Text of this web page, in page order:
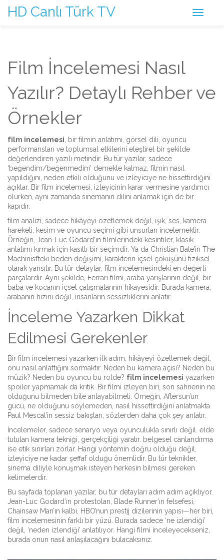
HD Canlı Türk TV
Film İncelemesi Nasıl
Yazılır? Detaylı Rehber ve
Örnekler
film incelemesi
bir filmin anlatımı, görsel dili, oyuncu
performansları ve toplumsal etkilerini eleştirel bir şekilde
değerlendiren yazılı metindir. Bu tür yazılar, sadece
‘beğendim/beğenmedim’ demekle kalmaz, filmin nasıl
yapıldığını, neden etkili olduğunu ve izleyiciye ne hissettirdiğini
açıklar. Bir film incelemesi, izleyicinin karar vermesine yardımcı
olurken, aynı zamanda sinemanın dilini anlamak için de bir
kapıdır.
film analizi , sadece hikâyeyi özetlemek değil, ışık, ses, kamera
hareketi, kesim ve oyuncu seçimi gibi unsurları incelemektir.
Örneğin, Jean-Luc Godard’ın filmlerindeki kesintiler, klasik
anlatımı kırmak için kasıtlı bir seçimdir. Ya da Christian Bale’in The
Machinist’teki beden değişimi, karakterin içsel çöküşünü fiziksel
olarak yansıtır. Bu tür detaylar, film incelemesindeki en değerli
parçalardır. Aynı şekilde, Ferrari filmi, araba yarışlarının değil, bir
baba ve kocanın içsel çatışmalarının hikayesidir. Burada kamera,
arabanın hızını değil, insanların sessizliklerini anlatır.
İnceleme Yazarken Dikkat
Edilmesi Gerekenler
Bir film incelemesi yazarken ilk adım, hikâyeyi özetlemek değil,
onu nasıl anlattığını sormaktır. Neden bu kamera açısı? Neden bu
müzik? Neden bu oyuncu bu rolde? film incelemesi yazarken
spoiler yapmamak da kritik. Bir filmi izleyen biri, son sahnenin ne
olduğunu bilmeden bile anlayabilmeli. Örneğin, Aftersun’un
gücü, ne olduğunu söylemeden, nasıl hissettirdiğini anlatmakta.
Paul Mescal’in sessiz bakışları, sözlerden daha çok şey anlatır.
İncelemeler, sadece senaryo veya oyunculukla sınırlı değil. elde
tutulan kamera tekniği, gerçekçiliği yaratır. belgesel canlandırma
ise etik sınırları zorlar. Hangi yöntemin doğru olduğu değil,
izleyiciye ne kadar şeffaf olduğu önemlidir. Bu tür teknikler,
sinema diliyle konuşmak isteyen herkesin bilmesi gereken
kelimelerdir.
Bu sayfada toplanan yazılar, bu tür detayları adım adım açıklıyor.
Jean-Luc Godard’ın protestoları, Blade Runner’ın felsefesi,
Chainsaw Man’ın kalbi, HBO’nun prestij dizilerinin yapısı—her biri,
film incelemesinin farklı bir yüzü. Burada sadece ‘ne izlendiği’
değil, ‘neden izlendiği’ anlatılıyor. Hangi filmi inceleyecekseniz,
burada onun nasıl anlaşılacağını bulacaksınız.